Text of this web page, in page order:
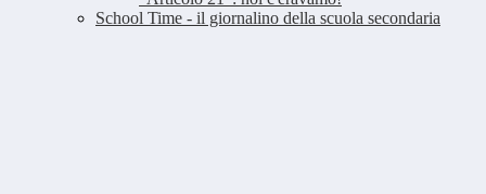
School Time - il giornalino della scuola secondaria